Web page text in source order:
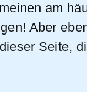
am
Aber
Seite,